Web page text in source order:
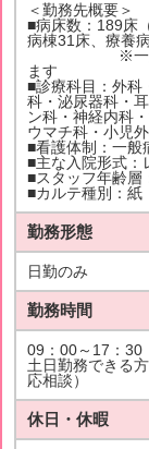
＜勤務先概要＞
■病床数：189床
病棟31床、療養
※一般病棟の
ます
■診療科目：外科
科・泌尿器科・
ン科・神経内科
ウマチ科・小児
■看護体制：一般
■主な入院形式：
■スタッフ年齢層
■カルテ種別：紙
勤務形態
日勤のみ
勤務時間
09：00～17：30
土日勤務できる
応相談）
休日・休暇